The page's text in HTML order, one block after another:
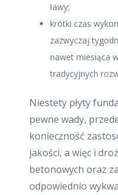
ławy;
krótki czas
zazwyczaj
nawet miesiąca
tradycyjnych
Niestety płyty
pewne wady,
konieczność
jakości, a więc i
betonowych oraz
odpowiednio